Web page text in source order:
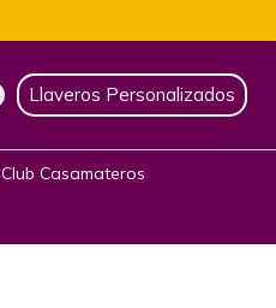
Llaveros Personalizados
Club Casamateros